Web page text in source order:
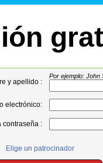
y apellido :
Por ejemplo: John
electrónico:
contraseña :
Elige un patrocinador